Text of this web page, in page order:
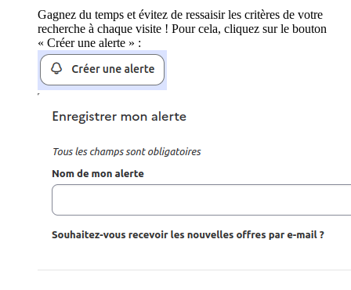
Gagnez du temps et évitez de ressaisir les critères de votre
recherche à chaque visite ! Pour cela, cliquez sur le bouton
« Créer une alerte » :